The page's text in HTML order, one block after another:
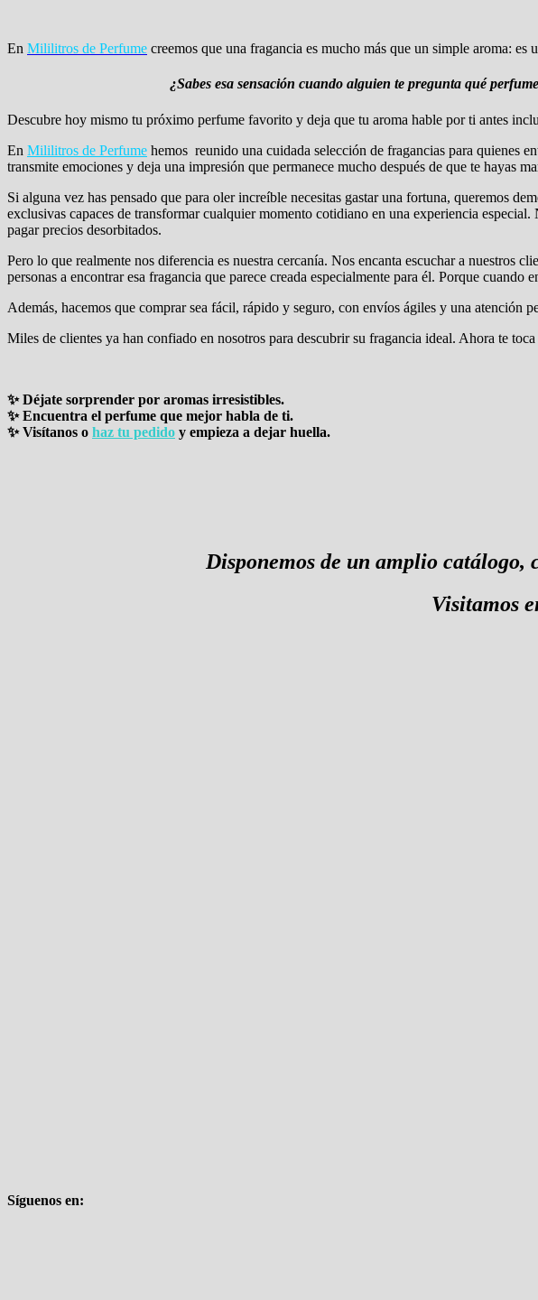
En Mililitros de Perfume creemos que una fragancia es mucho más que un simple aroma:
¿Sabes esa sensación cuando alguien te pregunta qué
Descubre hoy mismo tu próximo perfume favorito y deja que tu aroma hable por ti antes
En Mililitros de Perfume hemos reunido una cuidada selección de fragancias para quienes
transmite emociones y deja una impresión que permanece mucho después de que te hayas
Si alguna vez has pensado que para oler increíble necesitas gastar una fortuna, queremos
exclusivas capaces de transformar cualquier momento cotidiano en una experiencia
pagar precios desorbitados.
Pero lo que realmente nos diferencia es nuestra cercanía. Nos encanta escuchar a nuestros
personas a encontrar esa fragancia que parece creada especialmente para él. Porque
Además, hacemos que comprar sea fácil, rápido y seguro, con envíos ágiles y una atención
Miles de clientes ya han confiado en nosotros para descubrir su fragancia ideal. Ahora te toca
✨ Déjate sorprender por aromas irresistibles.
✨ Encuentra el perfume que mejor habla de ti.
✨ Visítanos o haz tu pedido y empieza a dejar huella.
Disponemos de un amplio catálogo,
Visitamos
Síguenos en: